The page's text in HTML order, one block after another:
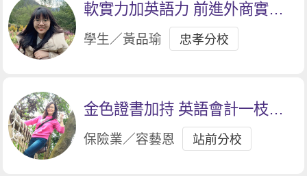
軟實力加英語力 前進外商實習
大門
學生／黃品瑜 忠孝分校
金色證書加持 英語會計一枝獨
秀
保險業／容藝恩 站前分校